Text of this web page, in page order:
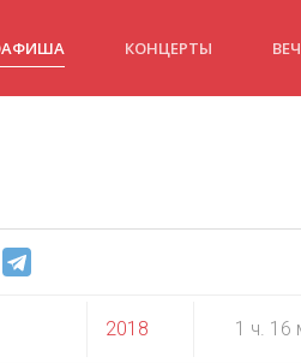
КОНЦЕРТЫ
2018 1 ч. 16